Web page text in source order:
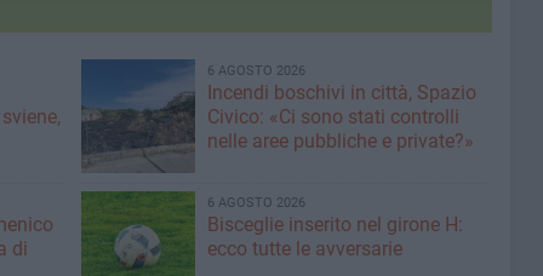
6 AGOSTO 2026
Incendi boschivi in città, Spazio
Civico: «Ci sono stati controlli
nelle aree pubbliche e private?»
di
6 AGOSTO 2026
Bisceglie inserito nel girone H:
ecco tutte le avversarie